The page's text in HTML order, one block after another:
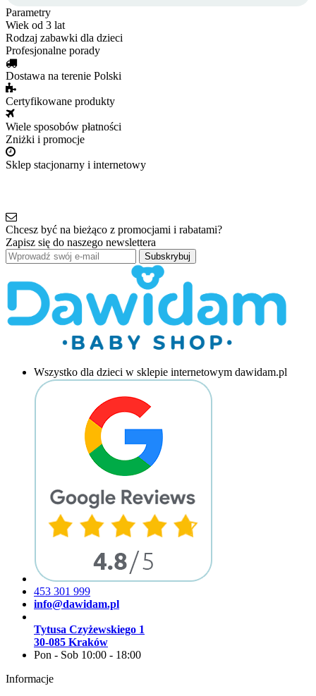
Parametry
Wiek od 3 lat
Rodzaj zabawki dla dzieci
Profesjonalne porady
Dostawa na terenie Polski
Certyfikowane produkty
Wiele sposobów płatności
Zniżki i promocje
Sklep stacjonarny i internetowy
Chcesz być na bieżąco z promocjami i rabatami?
Zapisz się do naszego newslettera
Subskrybuj
Wszystko dla dzieci w sklepie internetowym dawidam.pl
453 301 999
info@dawidam.pl
Tytusa Czyżewskiego 1
30-085 Kraków
Pon - Sob 10:00 - 18:00
Informacje